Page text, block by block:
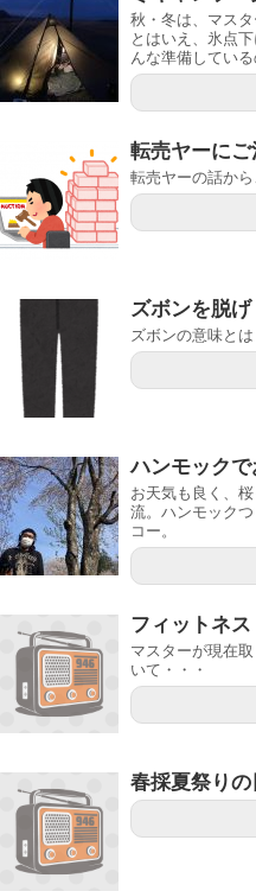
秋・冬は、マス
とはいえ、氷点
んな準備している
転売ヤーにご
転売ヤーの話か
ズボンを脱げ
ズボンの意味とは
ハンモック
お天気も良く、
流。ハンモック
コー。
フィットネス
マスターが現在
いて・・・
春採夏祭りの